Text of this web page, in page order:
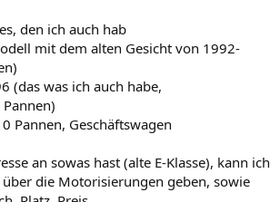
bei den Gebrauchtwagenhändlern
den ich auch hab
mit dem alten Gesicht von 1992-
(das was ich auch habe,
Pannen, Geschäftswagen
an sowas hast (alte E-Klasse), kann ich
die Motorisierungen geben, sowie